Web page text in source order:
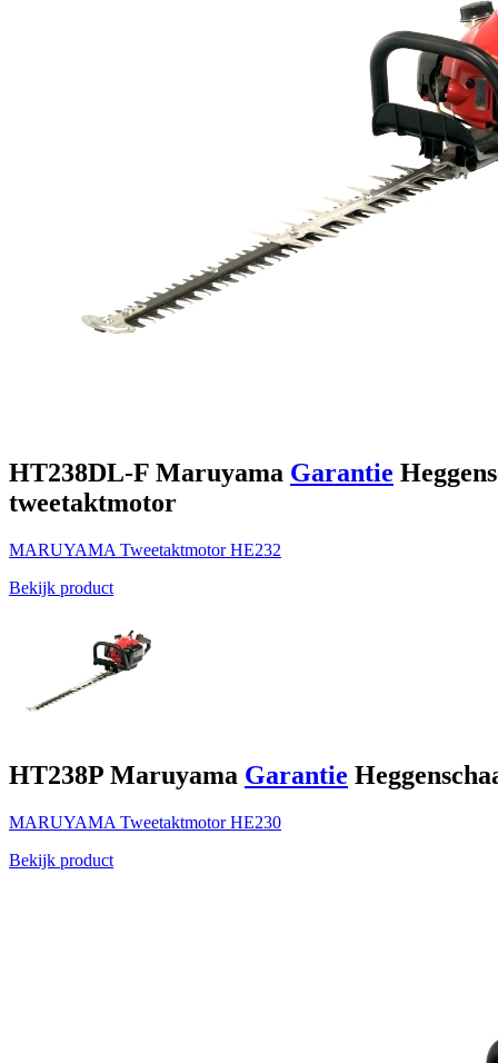
HT238DL-F Maruyama Garantie
tweetaktmotor
MARUYAMA TweetaktmotorHE232
Bekijk product
HT238P Maruyama Garantie
MARUYAMA TweetaktmotorHE230
Bekijk product